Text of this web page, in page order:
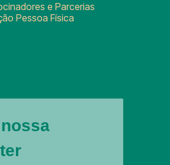
e Parcerias
Pessoa Física